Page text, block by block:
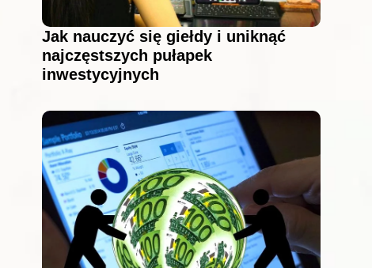
Jak nauczyć się giełdy i uniknąć
najczęstszych pułapek
inwestycyjnych